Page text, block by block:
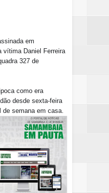
em
vítima Daniel Ferreira
327 de
como era
desde sexta-feira
de semana em casa.